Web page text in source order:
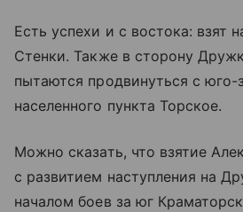
Есть успехи и с востока: взят
Стенки. Также в сторону
пытаются продвинуться с юго-
населенного пункта Торское.
Можно сказать, что взятие
с развитием наступления на
началом боев за юг